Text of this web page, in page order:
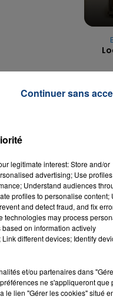
domicile à
découvert
vivait seule
le nouveau-né.
était
mort
31
legitimate interest: Store and/or
advertising; Use
Understand audiences
profiles to personalise content;
and detect fraud, and fix
technologies may process
on information actively
different devices; Identify
et/ou partenaires dans
ne s'appliqueront que
le lien "Gérer les cookies" situé
Continuer sans